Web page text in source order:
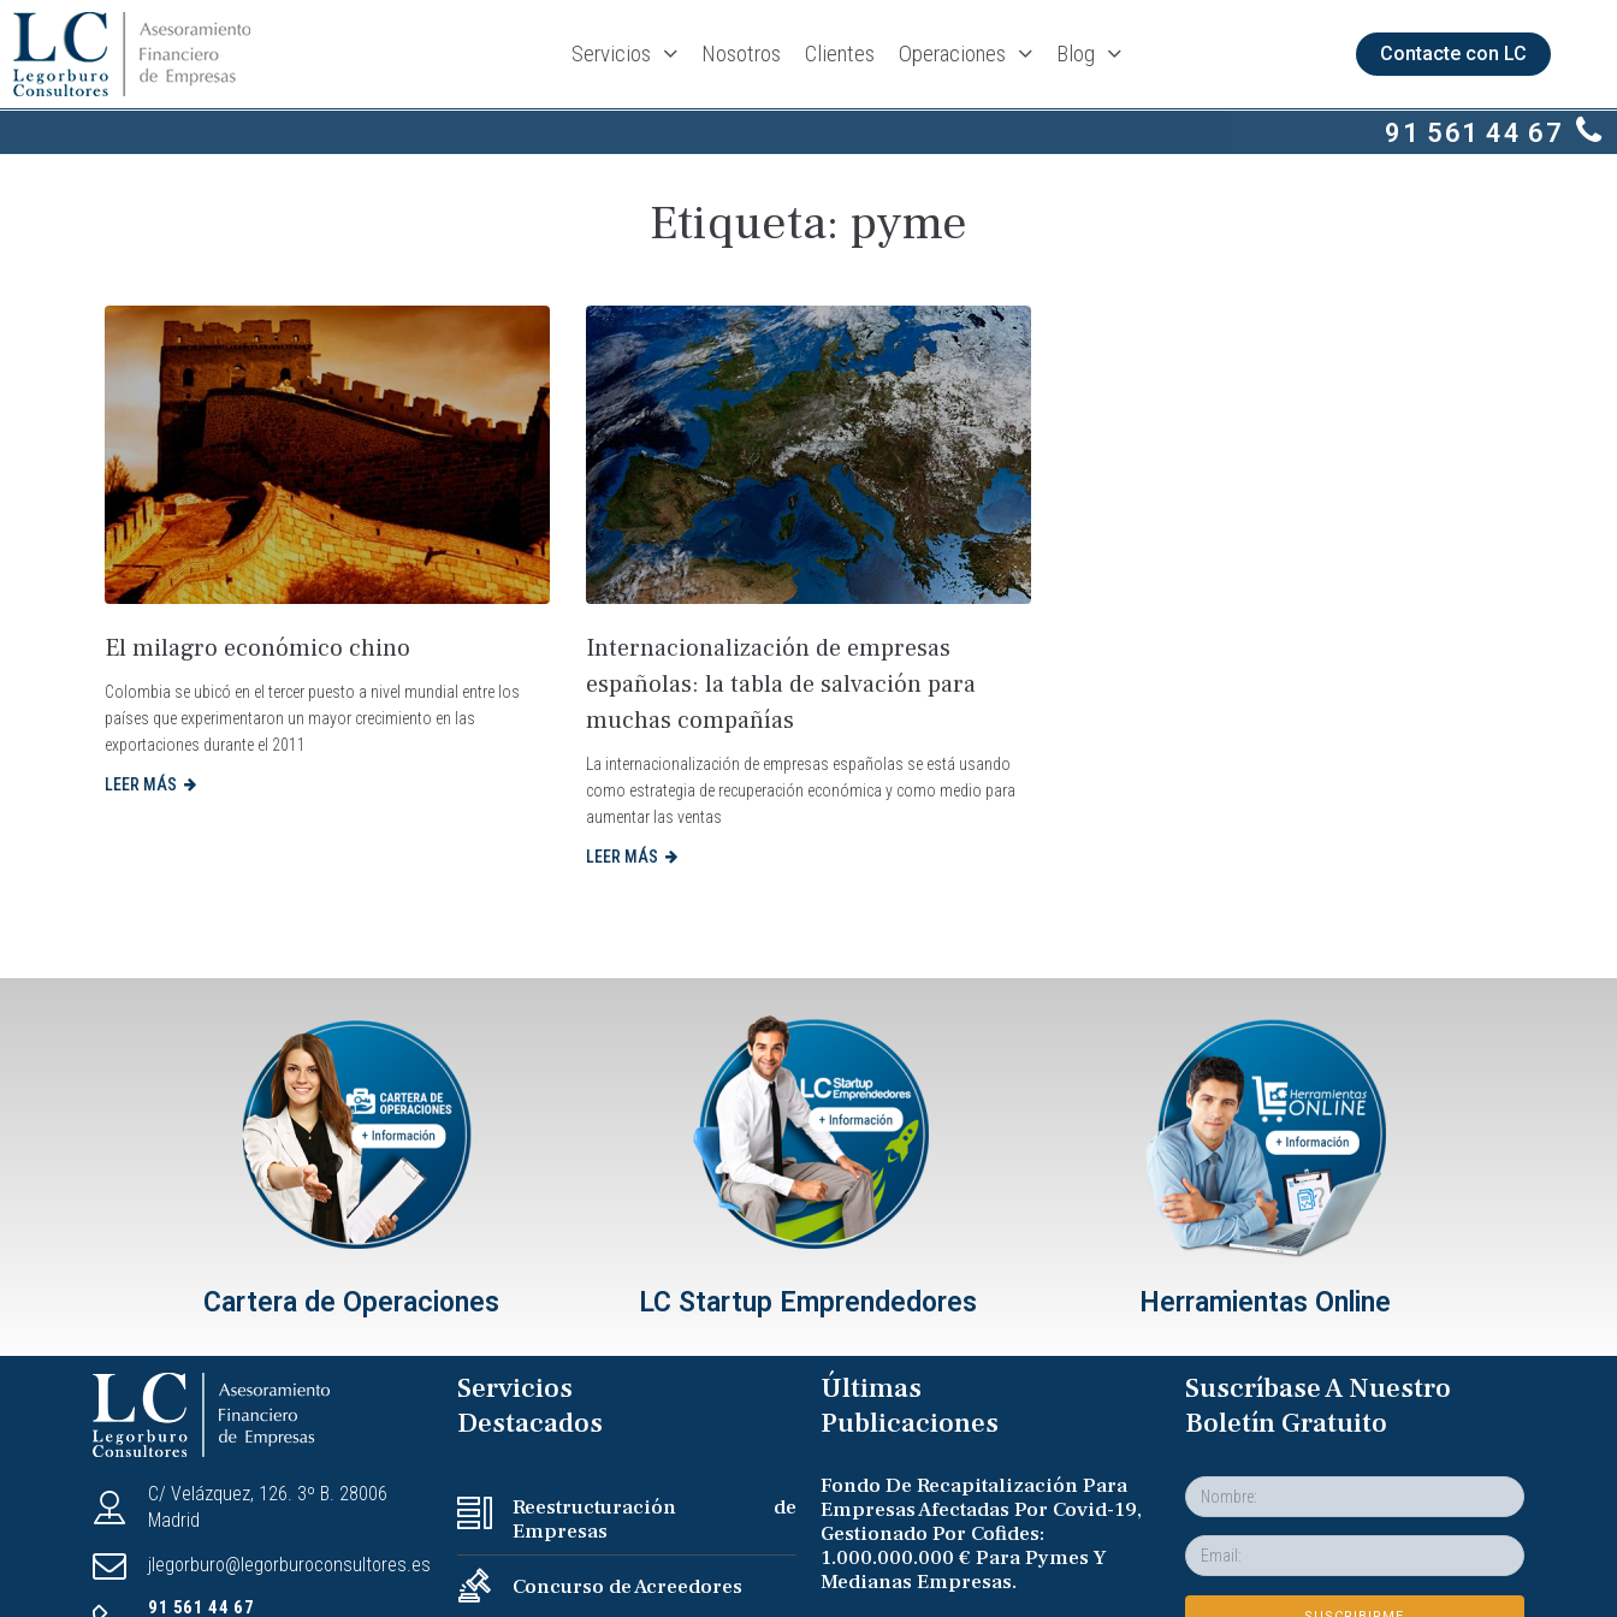
Servicios Nosotros Clientes Operaciones Blog Contacte con LC
91 561 44 67
Etiqueta: pyme
El milagro económico chino
Colombia se ubicó en el tercer puesto a nivel mundial entre los
países que experimentaron un mayor crecimiento en las
exportaciones durante el 2011
LEER MÁS
Internacionalización de empresas
españolas: la tabla de salvación para
muchas compañías
La internacionalización de empresas españolas se está usando
como estrategia de recuperación económica y como medio para
aumentar las ventas
LEER MÁS
Cartera de Operaciones LC Startup Emprendedores Herramientas Online
C/ Velázquez, 126. 3º B. 28006
Madrid
jlegorburo@legorburoconsultores.es
91 561 44 67
Servicios
Destacados
Reestructuración de
Empresas
Concurso de Acreedores
Últimas
Publicaciones
Fondo De Recapitalización Para
Empresas Afectadas Por Covid-19,
Gestionado Por Cofides:
1.000.000.000 € Para Pymes Y
Medianas Empresas.
Suscríbase A Nuestro
Boletín Gratuito